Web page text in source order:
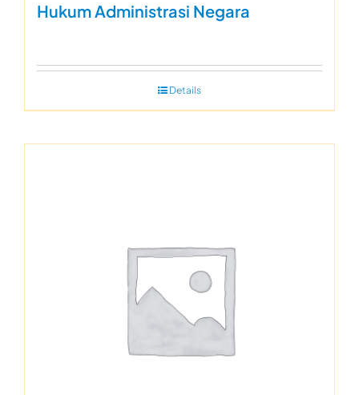
Hukum Administrasi Negara
Details